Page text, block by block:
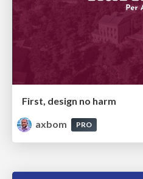
First, design no harm
axbom
PRO